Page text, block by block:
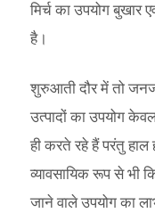
मिर्च का उपयोग
है।
शुरुआती दौर में तो
उत्पादों का उपयोग
ही करते रहे हैं परंतु
व्यावसायिक रूप से भी
जाने वाले उपयोग का